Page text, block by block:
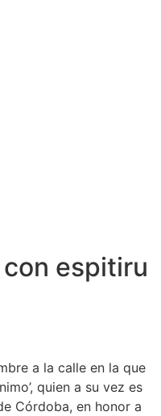
espitiru
a la calle en la que
quien a su vez es
Córdoba, en honor a